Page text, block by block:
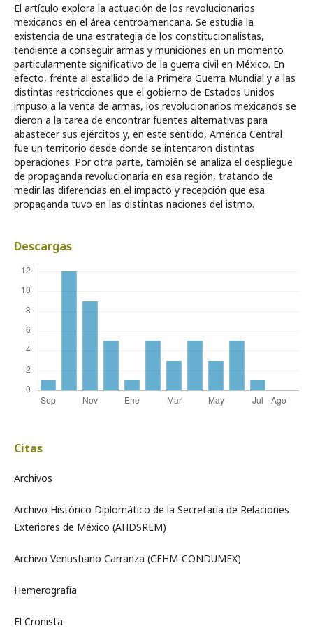
El artículo explora la actuación de los revolucionarios
mexicanos en el área centroamericana. Se estudia la
existencia de una estrategia de los constitucionalistas,
tendiente a conseguir armas y municiones en un momento
particularmente significativo de la guerra civil en México. En
efecto, frente al estallido de la Primera Guerra Mundial y a las
distintas restricciones que el gobierno de Estados Unidos
impuso a la venta de armas, los revolucionarios mexicanos se
dieron a la tarea de encontrar fuentes alternativas para
abastecer sus ejércitos y, en este sentido, América Central
fue un territorio desde donde se intentaron distintas
operaciones. Por otra parte, también se analiza el despliegue
de propaganda revolucionaria en esa región, tratando de
medir las diferencias en el impacto y recepción que esa
propaganda tuvo en las distintas naciones del istmo.
Descargas
Citas
Archivos
Archivo Histórico Diplomático de la Secretaría de Relaciones
Exteriores de México (AHDSREM)
Archivo Venustiano Carranza (CEHM-CONDUMEX)
Hemerografía
El Cronista